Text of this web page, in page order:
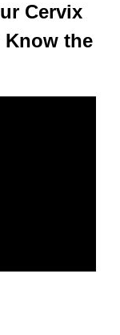
Cervix
Know the